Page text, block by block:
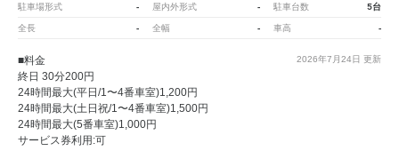
駐車場形式 - 屋内外形式 - 駐車台数 5台
全長 - 全幅 - 車高 -
2026年7月24日 更新
■料金
終日 30分200円
24時間最大(平日/1〜4番車室)1,200円
24時間最大(土日祝/1〜4番車室)1,500円
24時間最大(5番車室)1,000円
サービス券利用:可